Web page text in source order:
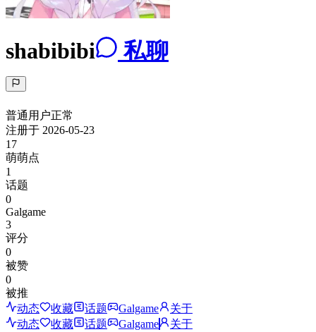
shabibibi 私聊
普通用户正常
注册于 2026-05-23
17
萌萌点
1
话题
0
Galgame
3
评分
0
被赞
0
被推
动态
收藏 话题 Galgame
关于
动态
收藏 话题 Galgame 关于